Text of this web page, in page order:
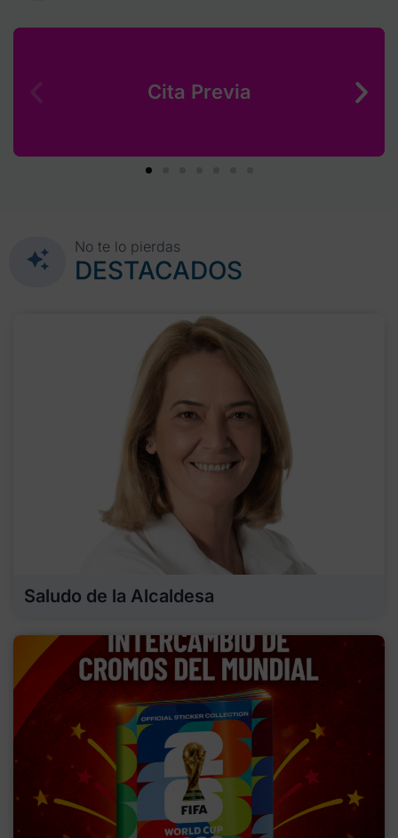
Cita Previa
No te lo pierdas
DESTACADOS
Saludo de la Alcaldesa